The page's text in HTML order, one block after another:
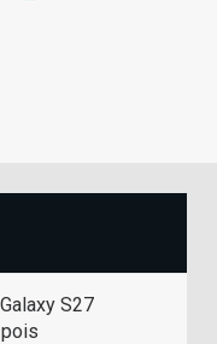
S27